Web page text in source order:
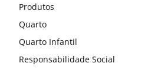
Produtos
Quarto
Quarto Infantil
Responsabilidade Social